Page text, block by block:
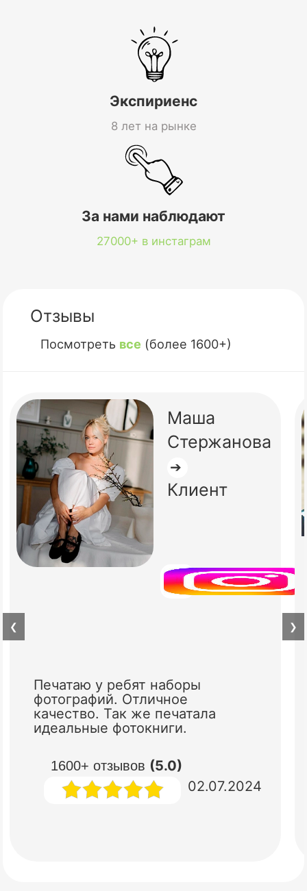
Экспириенс
8 лет на рынке
За нами наблюдают
27000+ в инстаграм
Отзывы
Посмотреть все (более 1600+)
Маша
Стержанова
➔
Клиент
1600+ отзывов (5.0)
Печатаю у ребят наборы
фотографий. Отличное
качество. Так же печатала
идеальные фотокниги.
02.07.2024
❮ ❯